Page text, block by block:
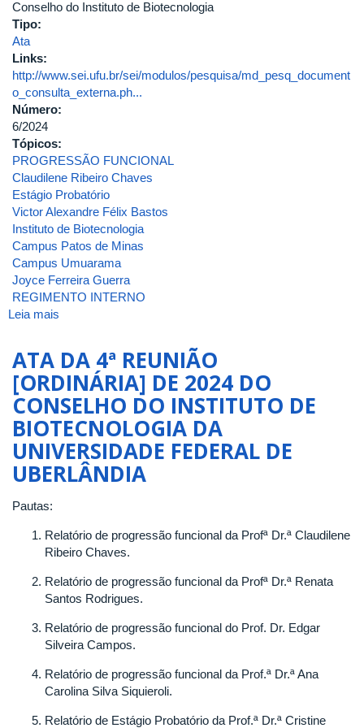
Conselho do Instituto de Biotecnologia
Tipo:
Ata
Links:
http://www.sei.ufu.br/sei/modulos/pesquisa/md_pesq_document
o_consulta_externa.ph...
Número:
6/2024
Tópicos:
PROGRESSÃO FUNCIONAL
Claudilene Ribeiro Chaves
Estágio Probatório
Victor Alexandre Félix Bastos
Instituto de Biotecnologia
Campus Patos de Minas
Campus Umuarama
Joyce Ferreira Guerra
REGIMENTO INTERNO
Leia mais
6ª
REUNIÃO
[EXTRAORDINÁRIA]
DE
2024
DO
CONSELHO
DO
BIOTECNOLOGIA
DA
FEDERAL
DE
UBERLÂNDIA
ATA DA 4ª REUNIÃO
[ORDINÁRIA] DE 2024 DO
CONSELHO DO INSTITUTO DE
BIOTECNOLOGIA DA
UNIVERSIDADE FEDERAL DE
UBERLÂNDIA
Pautas:
Relatório de progressão funcional da Profª Dr.ª Claudilene
Ribeiro Chaves.
Relatório de progressão funcional da Profª Dr.ª Renata
Santos Rodrigues.
Relatório de progressão funcional do Prof. Dr. Edgar
Silveira Campos.
Relatório de progressão funcional da Prof.ª Dr.ª Ana
Carolina Silva Siquieroli.
Relatório de Estágio Probatório da Prof.ª Dr.ª Cristine